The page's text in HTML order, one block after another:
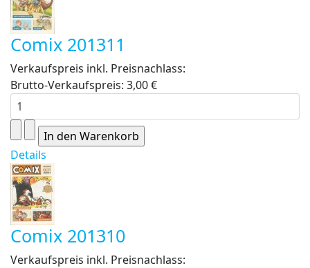
Comix 201311
Verkaufspreis inkl. Preisnachlass:
Brutto-Verkaufspreis: 3,00 €
Details
Comix 201310
Verkaufspreis inkl. Preisnachlass: